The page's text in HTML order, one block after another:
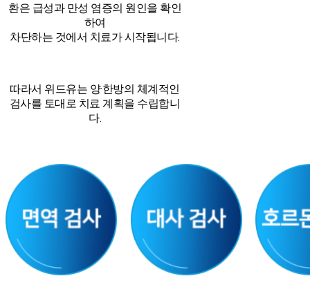
환은 급성과 만성 염증의 원인을 확인
하여
차단하는 것에서 치료가 시작됩니다.
따라서 위드유는 양·한방의 체계적인
검사를 토대로 치료 계획을 수립합니
다.